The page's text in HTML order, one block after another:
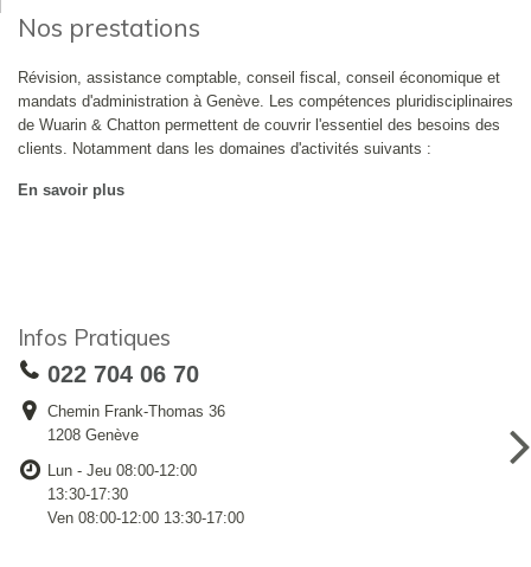
Nos prestations
Révision, assistance comptable, conseil fiscal, conseil économique et
mandats d'administration à Genève. Les compétences pluridisciplinaires
de Wuarin & Chatton permettent de couvrir l'essentiel des besoins des
clients. Notamment dans les domaines d'activités suivants :
En savoir plus
Infos Pratiques
022 704 06 70
Chemin Frank-Thomas 36
1208 Genève
Lun - Jeu 08:00-12:00
13:30-17:30
Ven 08:00-12:00 13:30-17:00